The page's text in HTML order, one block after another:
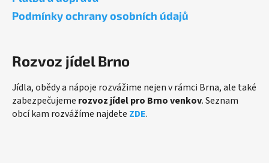
Podmínky ochrany osobních údajů
Rozvoz jídel Brno
Jídla, obědy a nápoje rozvážime nejen v rámci Brna, ale také
zabezpečujeme rozvoz jídel pro Brno venkov. Seznam
obcí kam rozvážíme najdete ZDE.